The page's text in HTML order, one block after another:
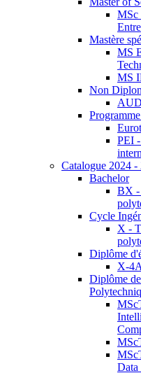
MSc
Mastère
MS
MS
Non
PEI
Catalogue 2024 -
Bachelor
BX -
Cycle
X -
Diplôme
X-
Diplôme